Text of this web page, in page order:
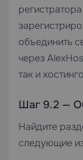
объединить
через
так и
Шаг 9.2 —
Найдите
следующие